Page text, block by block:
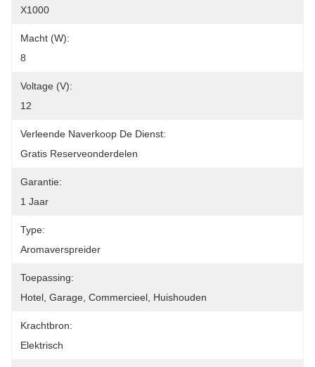
X1000
Macht (w):
8
Voltage (v):
12
Verleende Naverkoop De Dienst:
Gratis Reserveonderdelen
Garantie:
1 Jaar
Type:
Aromaverspreider
Toepassing:
Hotel, Garage, Commercieel, Huishouden
Krachtbron:
Elektrisch